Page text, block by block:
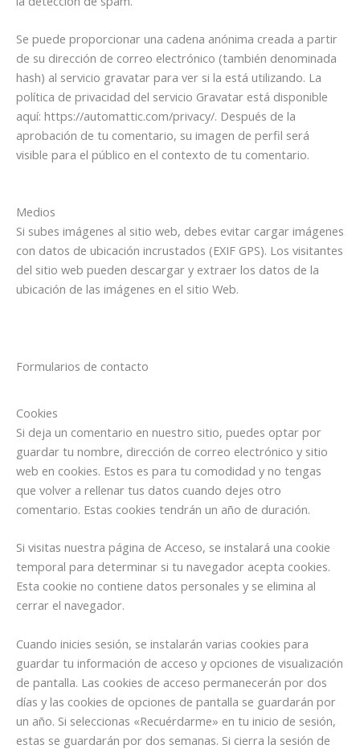
Se puede proporcionar una cadena anónima creada a partir
de su dirección de correo electrónico (también denominada
hash) al servicio gravatar para ver si la está utilizando. La
política de privacidad del servicio Gravatar está disponible
aquí: https://automattic.com/privacy/. Después de la
aprobación de tu comentario, su imagen de perfil será
visible para el público en el contexto de tu comentario.
Medios
Si subes imágenes al sitio web, debes evitar cargar imágenes
con datos de ubicación incrustados (EXIF GPS). Los visitantes
del sitio web pueden descargar y extraer los datos de la
ubicación de las imágenes en el sitio Web.
Formularios de contacto
Cookies
Si deja un comentario en nuestro sitio, puedes optar por
guardar tu nombre, dirección de correo electrónico y sitio
web en cookies. Estos es para tu comodidad y no tengas
que volver a rellenar tus datos cuando dejes otro
comentario. Estas cookies tendrán un año de duración.
Si visitas nuestra página de Acceso, se instalará una cookie
temporal para determinar si tu navegador acepta cookies.
Esta cookie no contiene datos personales y se elimina al
cerrar el navegador.
Cuando inicies sesión, se instalarán varias cookies para
guardar tu información de acceso y opciones de visualización
de pantalla. Las cookies de acceso permanecerán por dos
días y las cookies de opciones de pantalla se guardarán por
un año. Si seleccionas «Recuérdarme» en tu inicio de sesión,
estas se guardarán por dos semanas. Si cierra la sesión de